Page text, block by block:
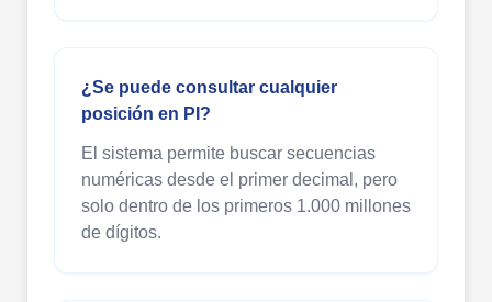
¿Se puede consultar cualquier
posición en PI?
El sistema permite buscar secuencias
numéricas desde el primer decimal, pero
solo dentro de los primeros 1.000 millones
de dígitos.